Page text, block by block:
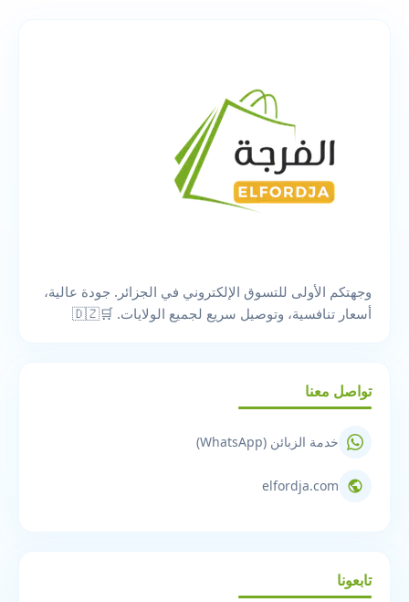
وجهتكم الأولى للتسوق الإلكتروني في الجزائر. جودة عالية،
أسعار تنافسية، وتوصيل سريع لجميع الولايات. 🛒🇩🇿
تواصل معنا
خدمة الزبائن (WhatsApp)
elfordja.com
تابعونا